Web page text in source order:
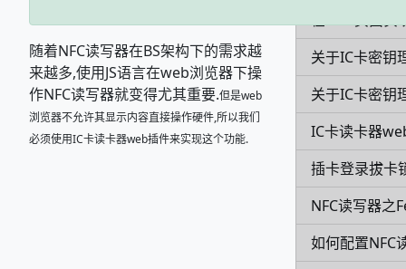
关于IC卡密钥
关于IC卡密钥
IC卡读卡器
插卡登录拔卡
NFC读写器之
如何配置NFC
随着NFC读写器在BS架构下的需求越
来越多,使用JS语言在web浏览器下操
作NFC读写器就变得尤其重要.但是web
浏览器不允许其显示内容直接操作硬件,所以我们
必须使用IC卡读卡器web插件来实现这个功能.